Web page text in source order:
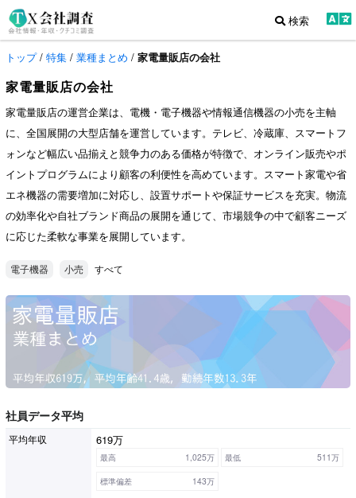
検索
トップ/ 特集 / 業種まとめ / 家電量販店の会社
家電量販店の会社
家電量販店の運営企業は、電機・電子機器や情報通信機器の小売を主軸
に、全国展開の大型店舗を運営しています。テレビ、冷蔵庫、スマートフ
ォンなど幅広い品揃えと競争力のある価格が特徴で、オンライン販売やポ
イントプログラムにより顧客の利便性を高めています。スマート家電や省
エネ機器の需要増加に対応し、設置サポートや保証サービスを充実。物流
の効率化や自社ブランド商品の展開を通じて、市場競争の中で顧客ニーズ
に応じた柔軟な事業を展開しています。
電子機器 小売 すべて
社員データ平均
平均年収 619万
最高 1,025万 最低
511万
標準偏差
143万